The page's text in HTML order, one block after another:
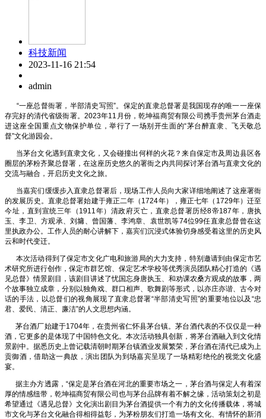
科技新闻
2023-11-16 21:54
admin
“一座总督衙署，半部清史写照”。保定的直隶总督署是我国现存的唯一一座保
存完好的清代省级衙署。2023年11月份，乾坤福商贸有限公司携手贵州茅台酒走
进这座全国重点文物保护单位，举行了一场别开生面的“茅台醉直隶、飞天敬总
督”文化游园会。
当茅台文化遇到直隶文化，又会碰撞出何样的火花？来自保定市及周边县区各
圈层的茅粉齐聚总督署，在这座历史悠久的署衙之内共同探讨茅台酒与直隶文化的
交流与融合，开启历史文化之旅。
当嘉宾们缓缓步入直隶总督署后，现场工作人员向大家详细地阐述了这座署衙
的发展历史。直隶总督署始建于雍正二年（1724年），雍正七年（1729年）迁至
今址，直到宣统三年（1911年）清政府灭亡，直隶总督署历经8帝187年，唐执
玉、李卫、方观承、刘墉、曾国藩、李鸿章、袁世凯等74位99任直隶总督曾在这
里执政办公。工作人员的耐心讲解下，嘉宾们沉浸式体验切身感受着这里的历史风
云和时代变迁。
本次活动得到了保定市文化广电和旅游局的大力支持，特别邀请到由保定市艺
术研究所进行创作，保定市群艺馆、保定艺术学校等优秀演员团队精心打造的《遇
见总督》情景剧目，该剧目讲述了忧国忘身唐执玉、和劝课农桑方观成的故事，两
个故事独立成章，分别以独角戏、群口相声、歌舞剧等形式，以亦庄亦谐、古今对
话的手法，以总督们的视角展现了直隶总督署“半部清史写照”的重要地位以及“忠
君、爱民、清正、廉洁”的人文思想内涵。
茅台酒厂始建于1704年，在贵州省仁怀县茅台镇。茅台酒代表的不仅仅是一种
酒，它更多的是体现了中国特色文化。本次活动独具创新，将茅台酒融入到文化情
景剧中。据悉历史上曾记载清朝时期茅台镇酒业发展繁荣，茅台酒在清代已成为上
贡御酒，借助这一典故，演出团队为到场嘉宾呈现了一场精彩绝伦的视觉文化盛
宴。
据主办方透露，“保定是茅台酒在河北的重要市场之一，茅台酒与保定人有着深
厚的情感纽带，乾坤福商贸有限公司也与茅台品牌有着不解之缘，活动策划之初是
希望通过《遇见总督》文化演出剧目为茅台酒提供一个有力的文化传播载体，将城
市文化与茅台文化融合得相得益彰，为茅粉朋友们打造一场有文化、有情怀的新消